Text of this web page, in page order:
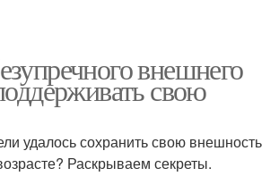
внешнего
свою
удалось сохранить свою внешность
Раскрываем секреты.